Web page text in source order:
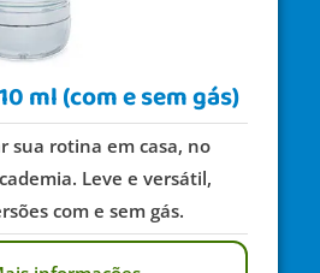
ml (com e sem gás)
sua rotina em casa, no
Leve e versátil,
com e sem gás.